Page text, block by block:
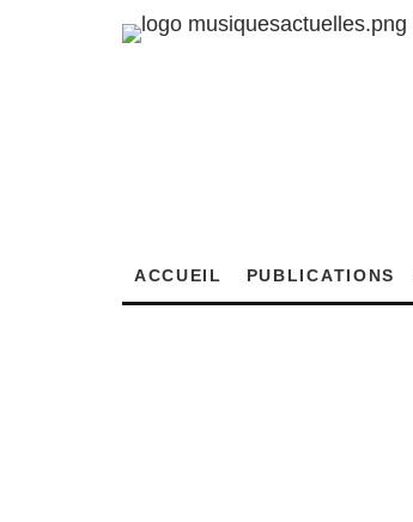
ACCUEIL PUBLICATIONS